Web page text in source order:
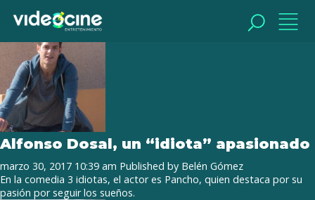
Tag Archive: carlos bolado
Alfonso Dosal, un “idiota” apasionado
marzo 30, 2017 10:39 am Published by Belén Gómez
En la comedia 3 idiotas, el actor es Pancho, quien destaca por su
pasión por seguir los sueños.